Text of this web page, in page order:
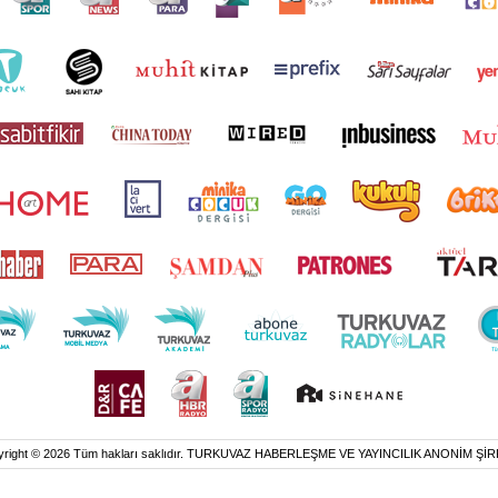
© 2026 Tüm hakları saklıdır. TURKUVAZ HABERLEŞME VE YAYINCILIK ANONİM